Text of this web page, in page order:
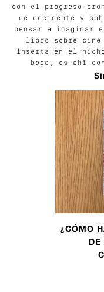
con el progreso
de occidente y
pensar e imaginar
libro sobre cine
inserta en el
boga, es ahí
¿CÓMO
DE